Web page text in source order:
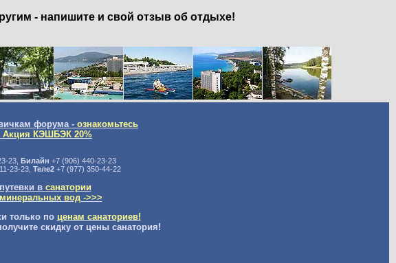
- напишите и свой отзыв об отдыхе!
форума - ознакомьтесь
Акция КЭШБЭК 20%
23, Билайн +7 (906) 440-23-23
23-23, Теле2+7 (977) 350-44-22
в санатории
минеральных вод ->>>
только по ценам санаториев!
скидку от цены санатория!